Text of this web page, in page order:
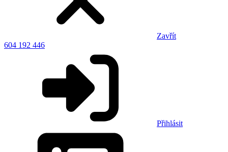
Zavřít
604 192 446
Přihlásit